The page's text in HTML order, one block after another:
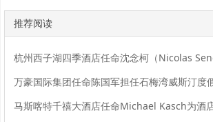
推荐阅读
杭州西子湖四季酒店任命沈念柯（Nicolas
万豪国际集团任命陈国军担任石梅湾威斯汀度
马斯喀特千禧大酒店任命Michael Kasch为酒